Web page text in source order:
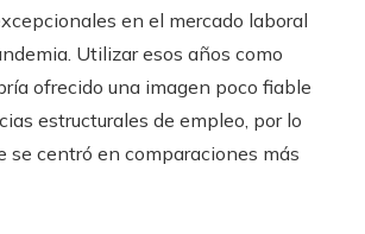
en el mercado laboral
Utilizar esos años como
ofrecido una imagen poco fiable
estructurales de empleo, por lo
se centró en comparaciones más